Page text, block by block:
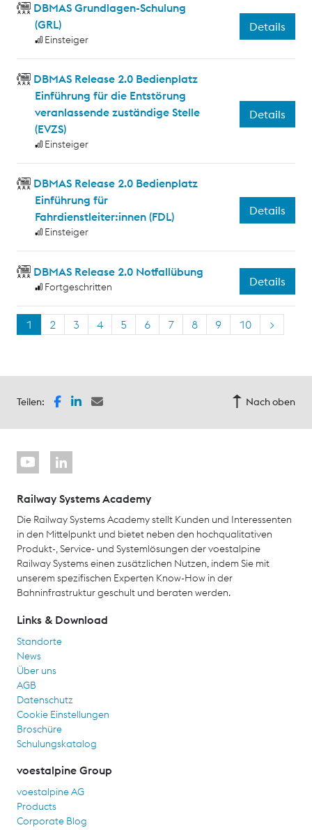
DBMAS Grundlagen-Schulung
(GRL)
Einsteiger
Details
DBMAS Release 2.0 Bedienplatz
Einführung für die Entstörung
veranlassende zuständige Stelle
(EVZS)
Einsteiger
Details
DBMAS Release 2.0 Bedienplatz
Einführung für
Fahrdienstleiter:innen (FDL)
Einsteiger
Details
DBMAS Release 2.0 Notfallübung
Fortgeschritten Details
1 2 3 4 5 6 7 8 9 10 >
Teilen: Nach oben
Railway Systems Academy
Die Railway Systems Academy stellt Kunden und Interessenten
in den Mittelpunkt und bietet neben den hochqualitativen
Produkt-, Service- und Systemlösungen der voestalpine
Railway Systems einen zusätzlichen Nutzen, indem Sie mit
unserem spezifischen Experten Know-How in der
Bahninfrastruktur geschult und beraten werden.
Links & Download
Standorte
News
Über uns
AGB
Datenschutz
Cookie Einstellungen
Broschüre
Schulungskatalog
voestalpine Group
voestalpine AG
Products
Corporate Blog